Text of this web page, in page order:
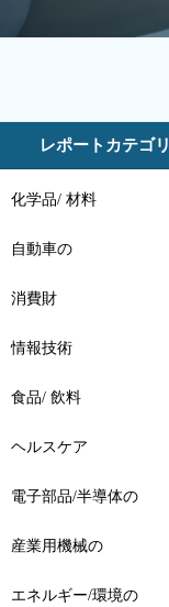
レポートカテゴリ
化学品/ 材料
自動車の
消費財
情報技術
食品/ 飲料
ヘルスケア
電子部品/半導体の
産業用機械の
エネルギー/環境の